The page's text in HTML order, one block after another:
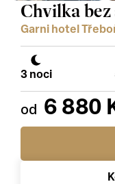
Chvilka bez
Garni hotel
3 noci
6 880